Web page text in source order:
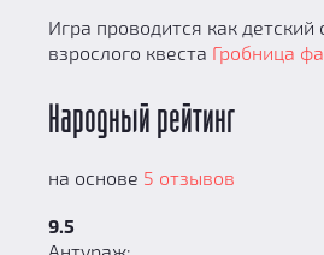
Игра проводится как детский
взрослого квеста Гробница
Народный рейтинг
на основе 5 отзывов
9.5
Антураж: